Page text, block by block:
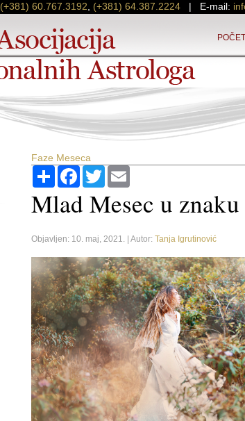
(+381) 60.767.3192 (+381) 64.387.2224 | E-mail:
Faze Meseca
PodijeliFacebook
TwitterEmail
Mlad Mesec u
Objavljen: 10. maj, 2021. | Autor: Tanja Igrutinović